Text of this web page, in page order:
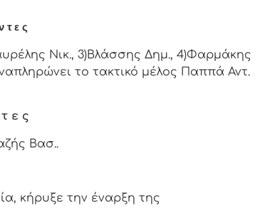
τ ε ς
Νικ., 3)Βλάσσης Δημ., 4)Φαρμάκης
το τακτικό μέλος Παππά Αντ.
ε ς
Βασ..
την έναρξη της